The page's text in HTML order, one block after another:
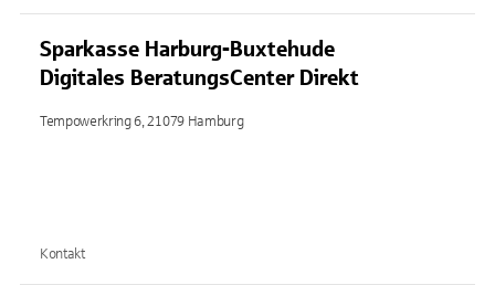
Sparkasse Harburg-Buxtehude
Digitales BeratungsCenter Direkt
Tempowerkring 6, 21079 Hamburg
Kontakt